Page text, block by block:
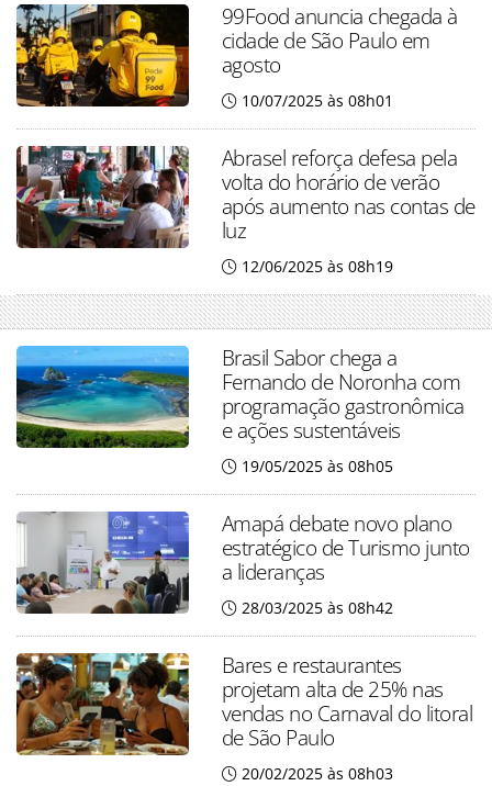
99Food anuncia chegada à
cidade de São Paulo em
agosto
10/07/2025 às 08h01
Abrasel reforça defesa pela
volta do horário de verão
após aumento nas contas de
luz
12/06/2025 às 08h19
Brasil Sabor chega a
Fernando de Noronha com
programação gastronômica
e ações sustentáveis
19/05/2025 às 08h05
Amapá debate novo plano
estratégico de Turismo junto
a lideranças
28/03/2025 às 08h42
Bares e restaurantes
projetam alta de 25% nas
vendas no Carnaval do litoral
de São Paulo
20/02/2025 às 08h03